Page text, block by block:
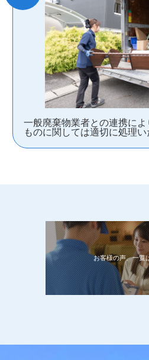
一般廃棄物業者との連携に
ものに関しては適切に処理い
お客様の声、一覧